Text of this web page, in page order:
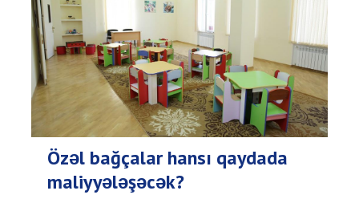
Özəl bağçalar hansı qaydada
maliyyələşəcək?